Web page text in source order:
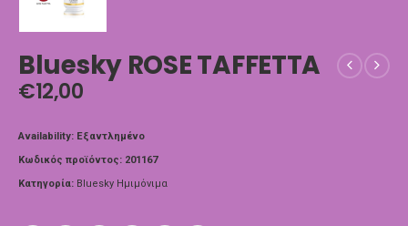
Bluesky ROSE TAFFETTA
€12,00
Availability: Εξαντλημένο
Κωδικός προϊόντος: 201167
Κατηγορία: Bluesky Ημιμόνιμα